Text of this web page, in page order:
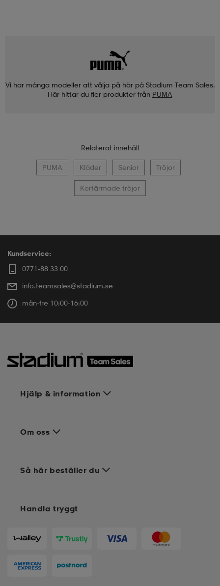
Vi har många modeller att välja på här på Stadium Team Sales.
Här hittar du fler produkter från PUMA
Relaterat innehåll
PUMA Kläder Senior Tröjor
Kortärmade tröjor
Kundservice:
0771-88 33 00
info.teamsales@stadium.se
mån-fre 10:00-16:00
Hjälp & information
Om oss
Handla tryggt
Så här beställer du